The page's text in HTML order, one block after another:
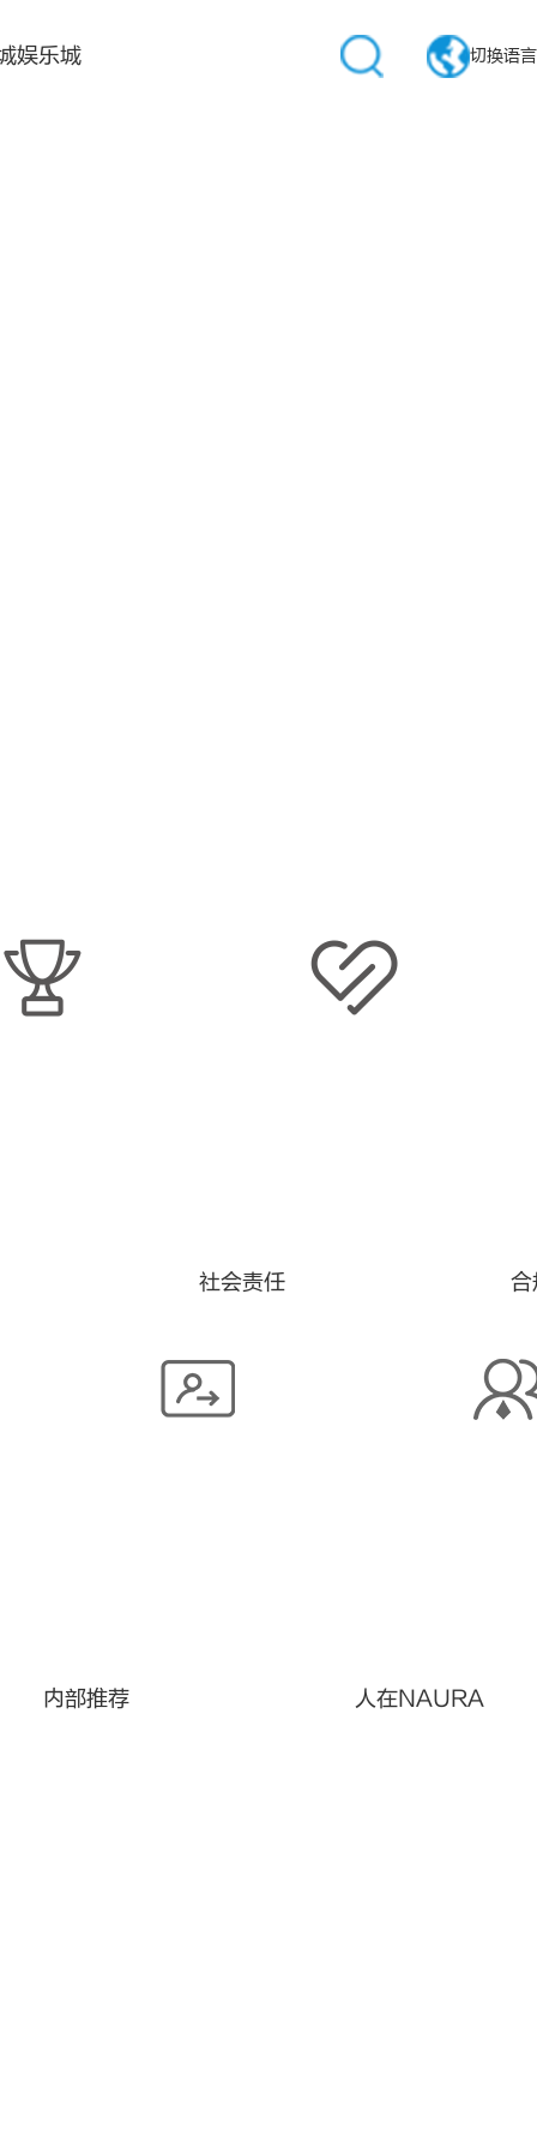
娱乐城 切换语言
社会责任 合
内部推荐 人在NAURA